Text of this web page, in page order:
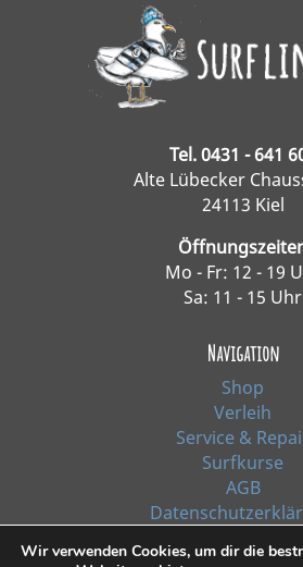
Tel. 0431 - 641
Alte Lübecker
24113 Kiel
Mo - Fr: 12 - 19
Sa: 11 - 15 Uhr
Navigation
Shop
Verleih
Service &
Surfkurse
AGB
Wir verwenden Cookies, um dir die